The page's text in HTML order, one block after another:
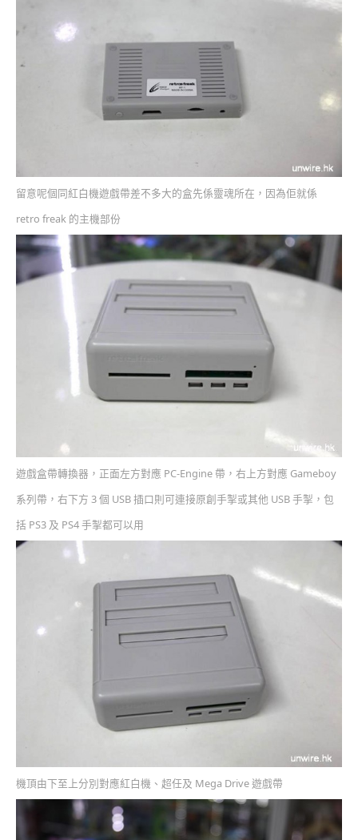
留意呢個同紅白機遊戲帶差不多大的盒先係靈魂所在，因為佢就係
retro freak 的主機部份
遊戲盒帶轉換器，正面左方對應 PC-Engine 帶，右上方對應 Gameboy
系列帶，右下方 3 個 USB 插口則可連接原創手掣或其他 USB 手掣，包
括 PS3 及 PS4 手掣都可以用
機頂由下至上分別對應紅白機、超任及 Mega Drive 遊戲帶